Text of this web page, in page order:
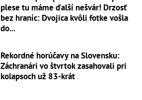
plese tu máme ďalší nešvár! Drzosť
bez hraníc: Dvojica kvôli fotke vošla
do...
Rekordné horúčavy na Slovensku:
Záchranári vo štvrtok zasahovali pri
kolapsoch už 83-krát